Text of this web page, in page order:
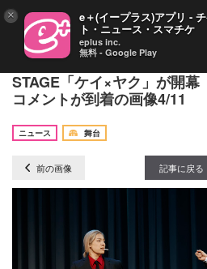
立花裕大×長田光平、
STAGE「ケイ×ヤク」が開
コメントが到着の画像4/11
ニュース
舞台
前の画像 記事に戻る
× e＋(イープラス)アプリ -
ト・ニュース・スマチケ
eplus inc.
無料 - Google Play